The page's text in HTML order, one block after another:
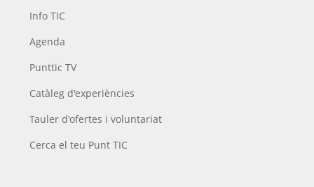
Info TIC
Agenda
Punttic TV
Catàleg d'experiències
Tauler d'ofertes i voluntariat
Cerca el teu Punt TIC